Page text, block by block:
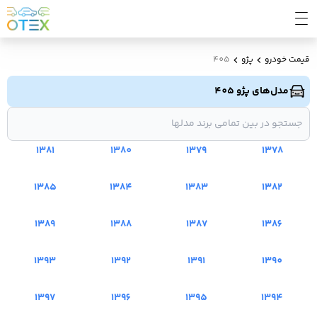
قیمت خودرو پژو 405
مدل‌های پژو 405
1378
1379
1380
1381
1382
1383
1384
1385
1386
1387
1388
1389
1390
1391
1392
1393
1394
1395
1396
1397